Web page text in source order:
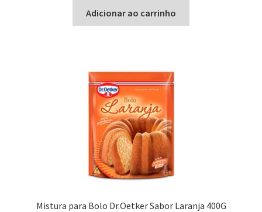
Adicionar ao carrinho
Mistura para Bolo Dr.Oetker Sabor Laranja 400G